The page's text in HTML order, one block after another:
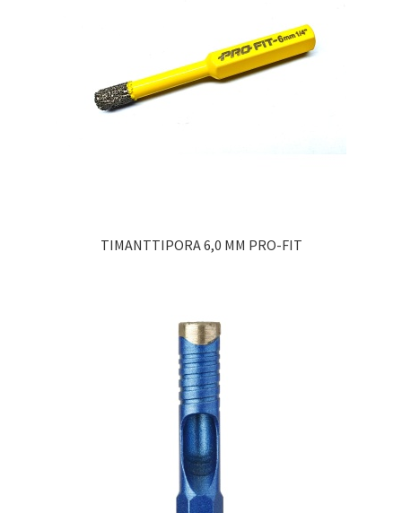
TIMANTTIPORA 6,0 MM PRO-FIT